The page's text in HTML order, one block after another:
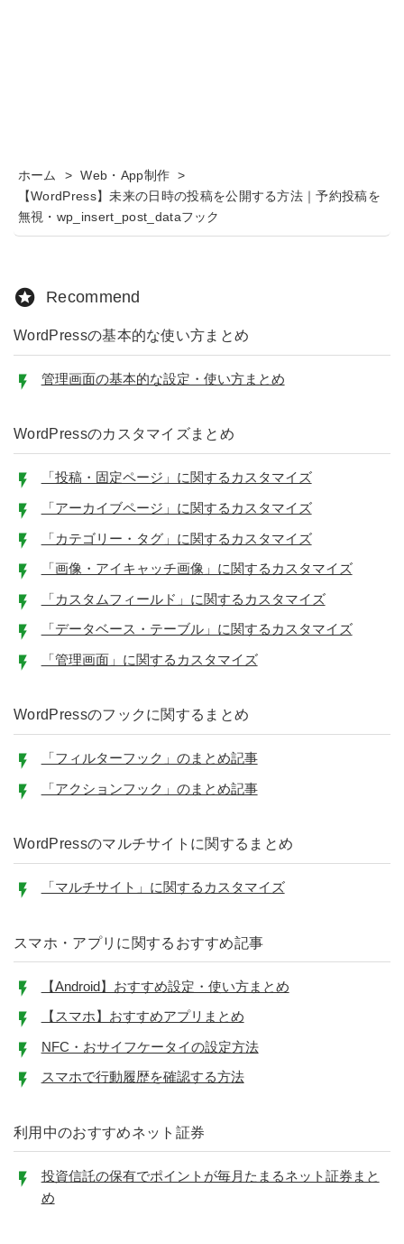
ホーム > Web・App制作 >
【WordPress】未来の日時の投稿を公開する方法｜予約投稿を
無視・wp_insert_post_dataフック
Recommend
WordPressの基本的な使い方まとめ
管理画面の基本的な設定・使い方まとめ
WordPressのカスタマイズまとめ
「投稿・固定ページ」に関するカスタマイズ
「アーカイブページ」に関するカスタマイズ
「カテゴリー・タグ」に関するカスタマイズ
「画像・アイキャッチ画像」に関するカスタマイズ
「カスタムフィールド」に関するカスタマイズ
「データベース・テーブル」に関するカスタマイズ
「管理画面」に関するカスタマイズ
WordPressのフックに関するまとめ
「フィルターフック」のまとめ記事
「アクションフック」のまとめ記事
WordPressのマルチサイトに関するまとめ
「マルチサイト」に関するカスタマイズ
スマホ・アプリに関するおすすめ記事
【Android】おすすめ設定・使い方まとめ
【スマホ】おすすめアプリまとめ
NFC・おサイフケータイの設定方法
スマホで行動履歴を確認する方法
利用中のおすすめネット証券
投資信託の保有でポイントが毎月たまるネット証券まと
め